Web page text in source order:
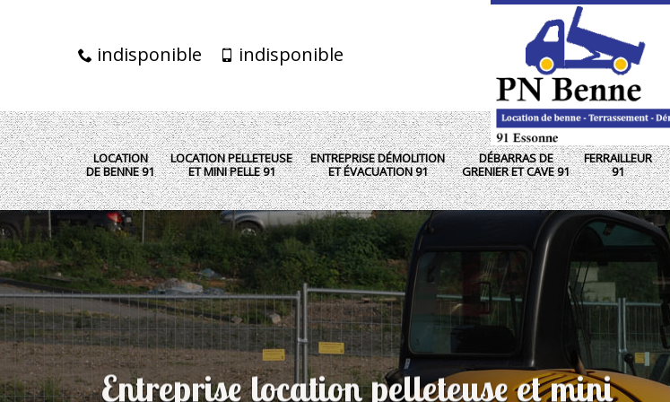
indisponible indisponible
LOCATION
DE BENNE 91
LOCATION PELLETEUSE
ET MINI PELLE 91
ENTREPRISE DÉMOLITION
ET ÉVACUATION 91
DÉBARRAS DE
GRENIER ET CAVE 91
FERRAILLEUR
91
Entreprise location pelleteuse et mini